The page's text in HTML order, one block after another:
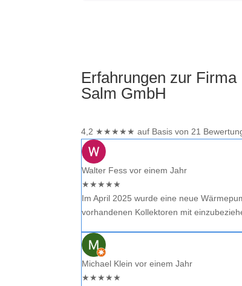
Erfahrungen zur Firma
Salm GmbH
4,2 ★★★★★ auf Basis von 21
Walter Fess vor einem Jahr
★★★★★
Im April 2025 wurde eine neue
vorhandenen Kollektoren mit
Michael Klein vor einem Jahr
★★★★★